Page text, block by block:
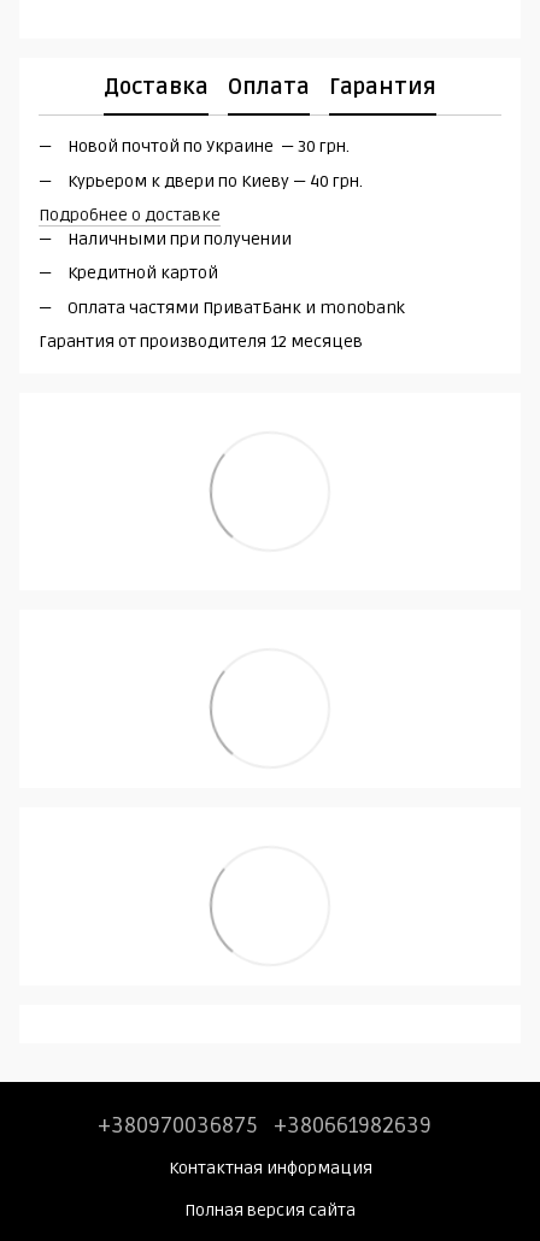
Доставка Оплата Гарантия
Новой почтой по Украине — 30 грн.
Курьером к двери по Киеву — 40 грн.
Подробнее о доставке
Наличными при получении
Кредитной картой
Оплата частями ПриватБанк и monobank
Гарантия от производителя 12 месяцев
+380970036875 +380661982639
Контактная информация
Полная версия сайта